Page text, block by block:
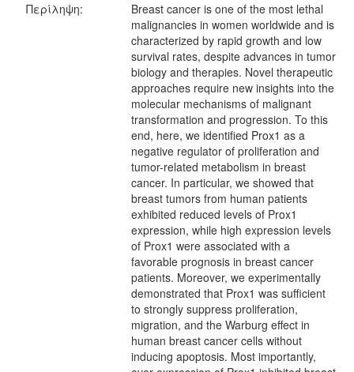
Περίληψη:
Breast cancer is one of the most lethal
malignancies in women worldwide and is
characterized by rapid growth and low
survival rates, despite advances in tumor
biology and therapies. Novel therapeutic
approaches require new insights into the
molecular mechanisms of malignant
transformation and progression. To this
end, here, we identified Prox1 as a
negative regulator of proliferation and
tumor-related metabolism in breast
cancer. In particular, we showed that
breast tumors from human patients
exhibited reduced levels of Prox1
expression, while high expression levels
of Prox1 were associated with a
favorable prognosis in breast cancer
patients. Moreover, we experimentally
demonstrated that Prox1 was sufficient
to strongly suppress proliferation,
migration, and the Warburg effect in
human breast cancer cells without
inducing apoptosis. Most importantly,